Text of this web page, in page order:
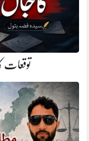
توقعات